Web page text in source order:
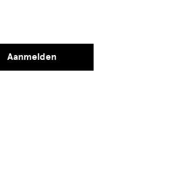
Aanmelden